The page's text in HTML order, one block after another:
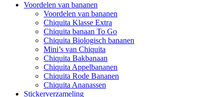
Voordelen van bananen
Voordelen van bananen
Chiquita Klasse Extra
Chiquita banaan To Go
Chiquita Biologisch bananen
Mini’s van Chiquita
Chiquita Bakbanaan
Chiquita Appelbananen
Chiquita Rode Bananen
Chiquita Ananassen
Stickerverzameling